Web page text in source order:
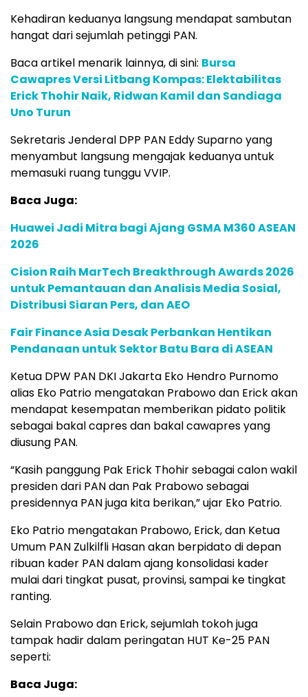
Kehadiran keduanya langsung mendapat sambutan
hangat dari sejumlah petinggi PAN.
Baca artikel menarik lainnya, di sini: Bursa
Cawapres Versi Litbang Kompas: Elektabilitas
Erick Thohir Naik, Ridwan Kamil dan Sandiaga
Uno Turun
Sekretaris Jenderal DPP PAN Eddy Suparno yang
menyambut langsung mengajak keduanya untuk
memasuki ruang tunggu VVIP.
Baca Juga:
Huawei Jadi Mitra bagi Ajang GSMA M360 ASEAN
2026
Cision Raih MarTech Breakthrough Awards 2026
untuk Pemantauan dan Analisis Media Sosial,
Distribusi Siaran Pers, dan AEO
Fair Finance Asia Desak Perbankan Hentikan
Pendanaan untuk Sektor Batu Bara di ASEAN
Ketua DPW PAN DKI Jakarta Eko Hendro Purnomo
alias Eko Patrio mengatakan Prabowo dan Erick akan
mendapat kesempatan memberikan pidato politik
sebagai bakal capres dan bakal cawapres yang
diusung PAN.
“Kasih panggung Pak Erick Thohir sebagai calon wakil
presiden dari PAN dan Pak Prabowo sebagai
presidennya PAN juga kita berikan,” ujar Eko Patrio.
Eko Patrio mengatakan Prabowo, Erick, dan Ketua
Umum PAN Zulkilfli Hasan akan berpidato di depan
ribuan kader PAN dalam ajang konsolidasi kader
mulai dari tingkat pusat, provinsi, sampai ke tingkat
ranting.
Selain Prabowo dan Erick, sejumlah tokoh juga
tampak hadir dalam peringatan HUT Ke-25 PAN
seperti:
Baca Juga: